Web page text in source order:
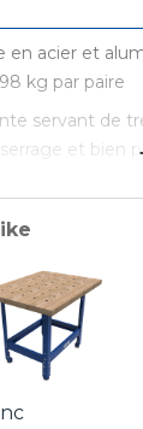
en acier et
kg par paire
servant de
et bien
d’établi Kreg
de travail